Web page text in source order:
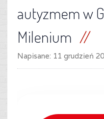
autyzmem w
Milenium
Napisane: 11 grudzień